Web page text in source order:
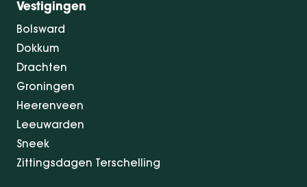
Vestigingen
Bolsward
Dokkum
Drachten
Groningen
Heerenveen
Leeuwarden
Sneek
Zittingsdagen Terschelling